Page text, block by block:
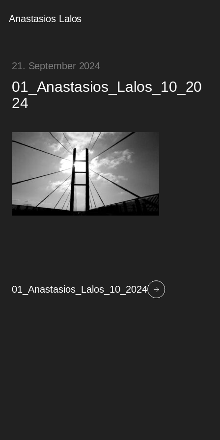
Anastasios Lalos
21. September 2024
01_Anastasios_Lalos_10_20
24
Beitragsnavigation
01_Anastasios_Lalos_10_2024